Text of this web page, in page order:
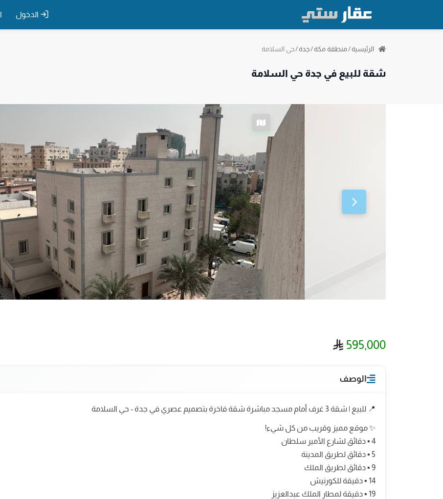
الدخول
الرئيسية/منطقة مكة/جدة/حي السلامة
شقة للبيع في جدة حي السلامة
595,000
الوصف
📍 للبيع | شقة 3 غرف أمام مسجد مباشرة شقة فاخرة بتصميم عصري في جدة - حي السلامة
‎▪️ 4 دقائق لشارع الأمير سلطان
‎▪️ 5 دقائق لطريق المدينة
‎▪️ 9 دقائق لطريق الملك
‎▪️ 14 دقيقة للكورنيش
‎▪️ 19 دقيقة لمطار الملك عبدالعزيز